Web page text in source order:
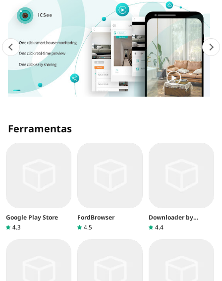
Ferramentas
Google Play Store
4.3
FordBrowser
4.5
Downloader by
AFTVnews
4.4